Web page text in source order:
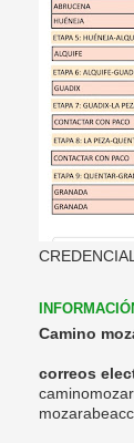
Camino
correos